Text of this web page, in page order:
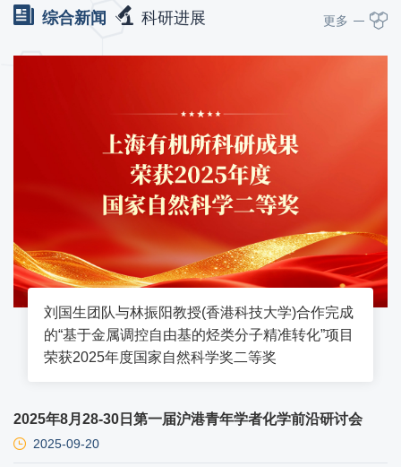
综合新闻 科研进展 更多
刘国生团队与林振阳教授(香港科技大学)合作完成
的“基于金属调控自由基的烃类分子精准转化”项目
荣获2025年度国家自然科学奖二等奖
2025年8月28-30日第一届沪港青年学者化学前沿研讨会
2025-09-20